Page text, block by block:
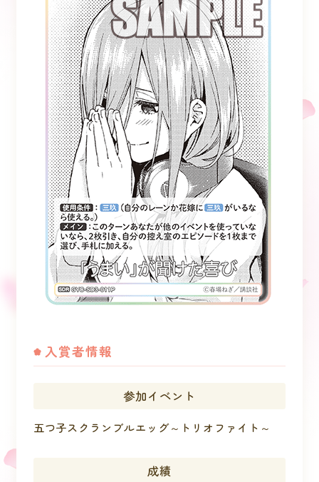
入賞者情報
参加イベント
五つ子スクランブルエッグ～トリオファイト～
成績